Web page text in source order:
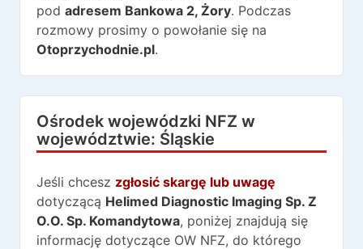
pod adresem Bankowa 2, Żory. Podczas
rozmowy prosimy o powołanie się na
Otoprzychodnie.pl.
Ośrodek wojewódzki NFZ w
województwie: Śląskie
Jeśli chcesz zgłosić skargę lub uwagę
dotyczącą Helimed Diagnostic Imaging Sp. Z
O.O. Sp. Komandytowa, poniżej znajdują się
informację dotyczące OW NFZ, do którego